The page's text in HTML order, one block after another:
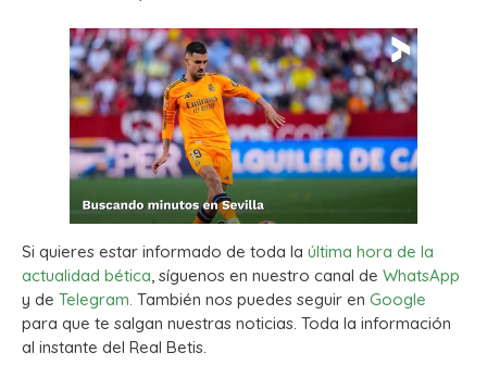
Si quieres estar informado de toda la última hora de la
actualidad bética, síguenos en nuestro canal de WhatsApp
y de Telegram. También nos puedes seguir en Google
para que te salgan nuestras noticias. Toda la información
al instante del Real Betis.